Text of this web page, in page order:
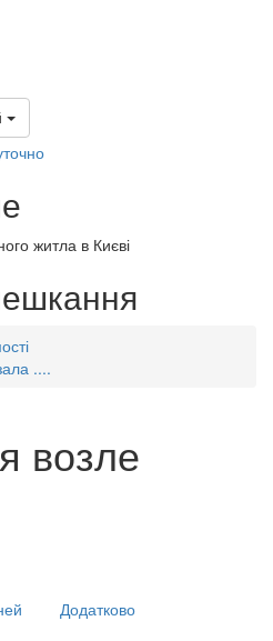
житла в Києві
....
возле
Додатково